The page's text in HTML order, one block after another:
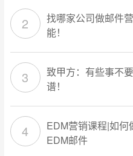
找哪家公司做邮件
能！
致甲方：有些事不
谱！
EDM营销课程|如
EDM邮件